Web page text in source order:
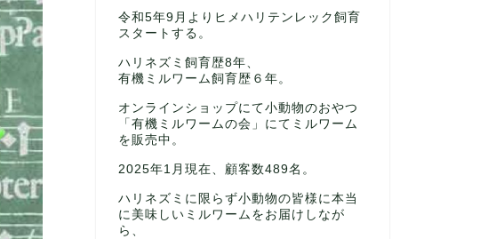
令和5年9月よりヒメハリテンレック飼育
スタートする。
ハリネズミ飼育歴8年、
有機ミルワーム飼育歴６年。
オンラインショップにて小動物のおやつ
「有機ミルワームの会」にてミルワーム
を販売中。
2025年1月現在、顧客数489名。
ハリネズミに限らず小動物の皆様に本当
に美味しいミルワームをお届けしなが
ら、